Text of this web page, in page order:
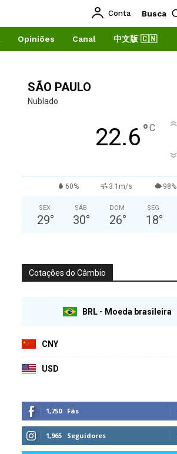
Conta Busca
Opiniões Canal 中文版 🇨🇳
SÃO PAULO
Nublado
22.6°C
60% 3.1m/s 98%
SEX
29°
SÁB
30°
DOM
26°
SEG
18°
Cotações do Câmbio
BRL - Moeda brasileira
CNY
USD
1,750 Fãs
1,965 Seguidores